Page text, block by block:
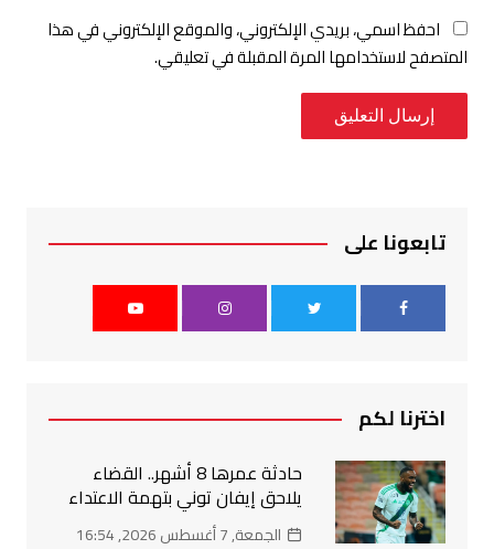
احفظ اسمي، بريدي الإلكتروني، والموقع الإلكتروني في هذا
المتصفح لاستخدامها المرة المقبلة في تعليقي.
تابعونا على
اخترنا لكم
حادثة عمرها 8 أشهر.. القضاء
يلاحق إيفان توني بتهمة الاعتداء
الجمعة, 7 أغسطس 2026, 16:54